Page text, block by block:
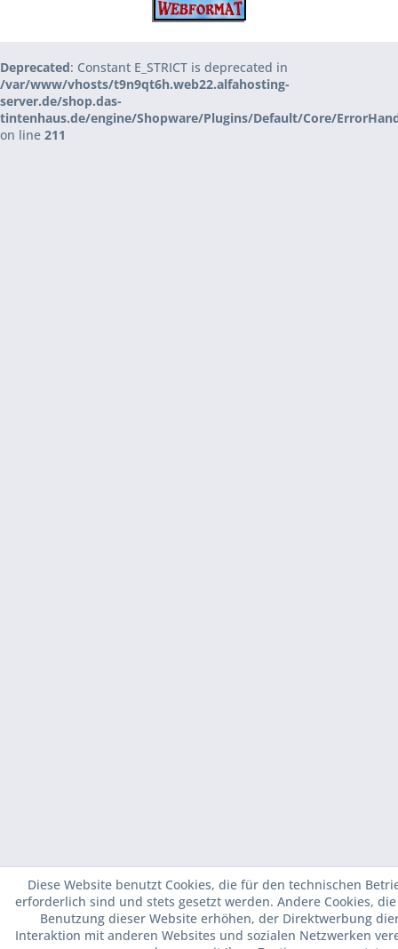
Diese Website benutzt Cookies, die für den technischen
erforderlich sind und stets gesetzt werden. Andere Cookies,
Benutzung dieser Website erhöhen, der Direktwerbung
Interaktion mit anderen Websites und sozialen Netzwerken
Deprecated: Constant E_STRICT is deprecated in
/var/www/vhosts/t9n9qt6h.web22.alfahosting-
server.de/shop.das-
tintenhaus.de/engine/Shopware/Plugins/Default/Core/
on line 211